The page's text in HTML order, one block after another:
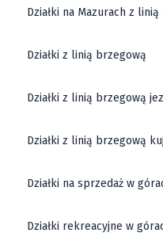
Działki na Mazurach z
Działki z linią brzegową
Działki z linią brzegową
Działki z linią brzegową
Działki na sprzedaż w
Działki rekreacyjne w